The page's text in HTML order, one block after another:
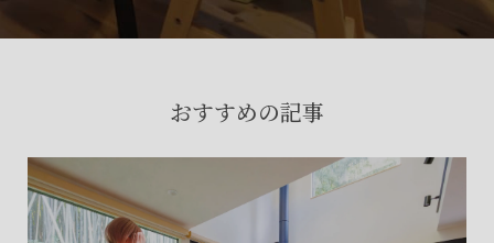
おすすめの記事
土地の活用・賃貸経営に関する
ご相談はこちら